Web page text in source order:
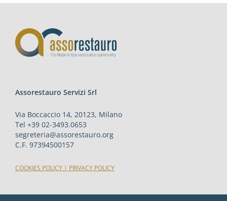
Assorestauro Servizi Srl
Via Boccaccio 14, 20123, Milano
Tel +39 02-3493.0653
segreteria@assorestauro.org
C.F. 97394500157
COOKIES POLICY | PRIVACY POLICY